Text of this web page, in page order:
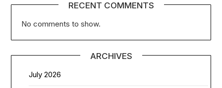
RECENT COMMENTS
No comments to show.
ARCHIVES
July 2026